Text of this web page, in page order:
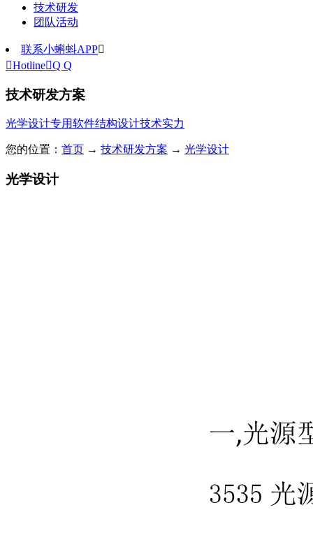
技术研发
团队活动
联系小蝌蚪APP
HotlineQ Q
技术研发方案
光学设计专用软件结构设计技术实力
您的位置： 首页 → 技术研发方案 → 光学设计
光学设计